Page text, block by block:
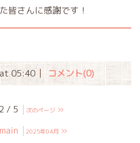
皆さんに感謝です！
at 05:40 コメント(0)
2 / 5 次のページ »
main 2025年04月 »